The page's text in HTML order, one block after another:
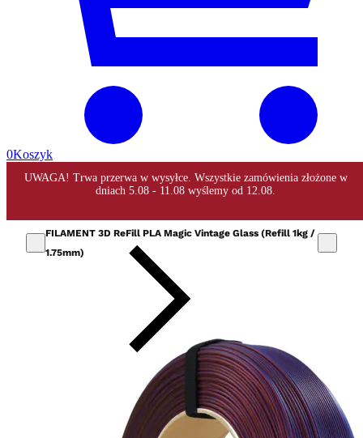
0Koszyk
FILAMENT 3D ReFill PLA Magic Vintage Glass (Refill 1kg /
1.75mm)